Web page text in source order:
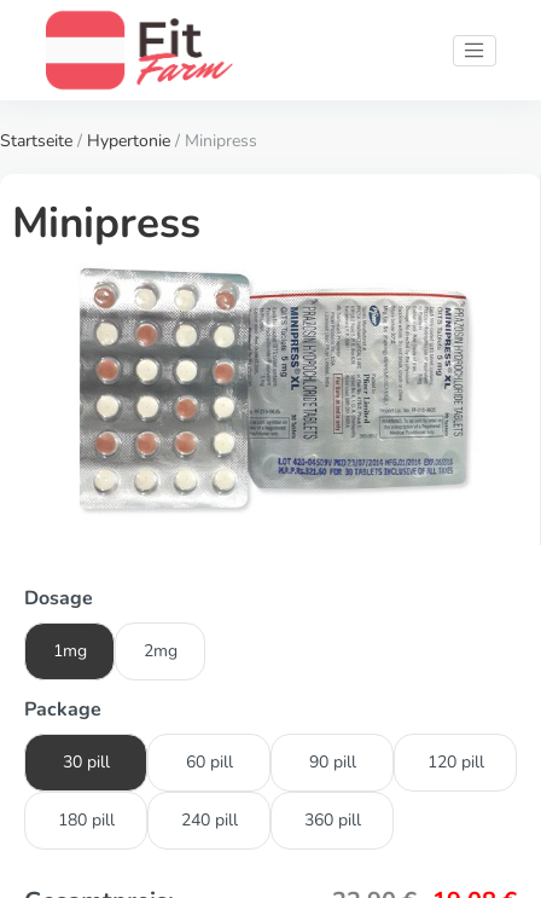
Startseite / Hypertonie / Minipress
Minipress
Dosage
1mg 2mg
Package
30 pill 60 pill 90 pill 120 pill
180 pill 240 pill 360 pill